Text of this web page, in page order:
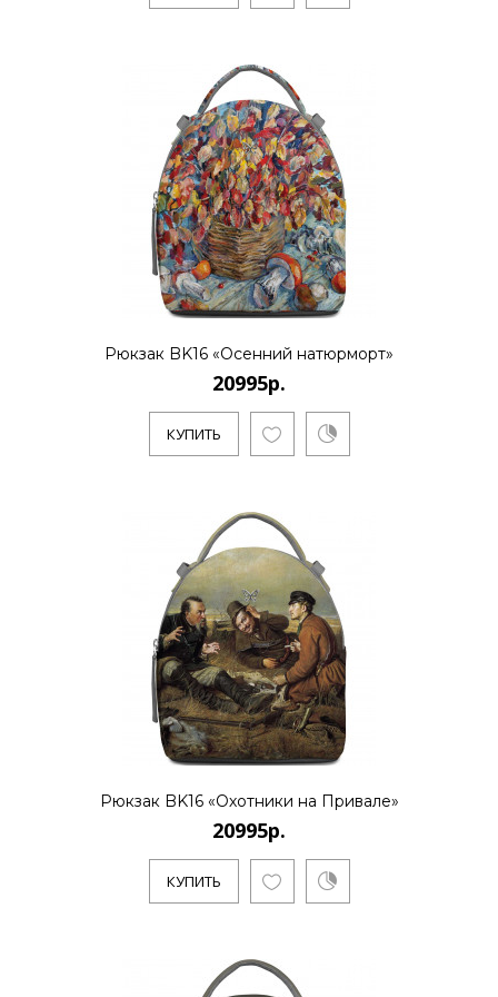
20995р.
КУПИТЬ
20995р.
20995р.
..
КУПИТЬ
20995р.
Художник Дмитрий Кустанович, живет и
работает в Санкт-Петербурге. Является
основателем нового стиля..
КУПИТЬ
Рюкзак BK16 «Осенний натюрморт»
20995р.
КУПИТЬ
Рюкзак BK16 «Охотники на Привале»
20995р.
КУПИТЬ